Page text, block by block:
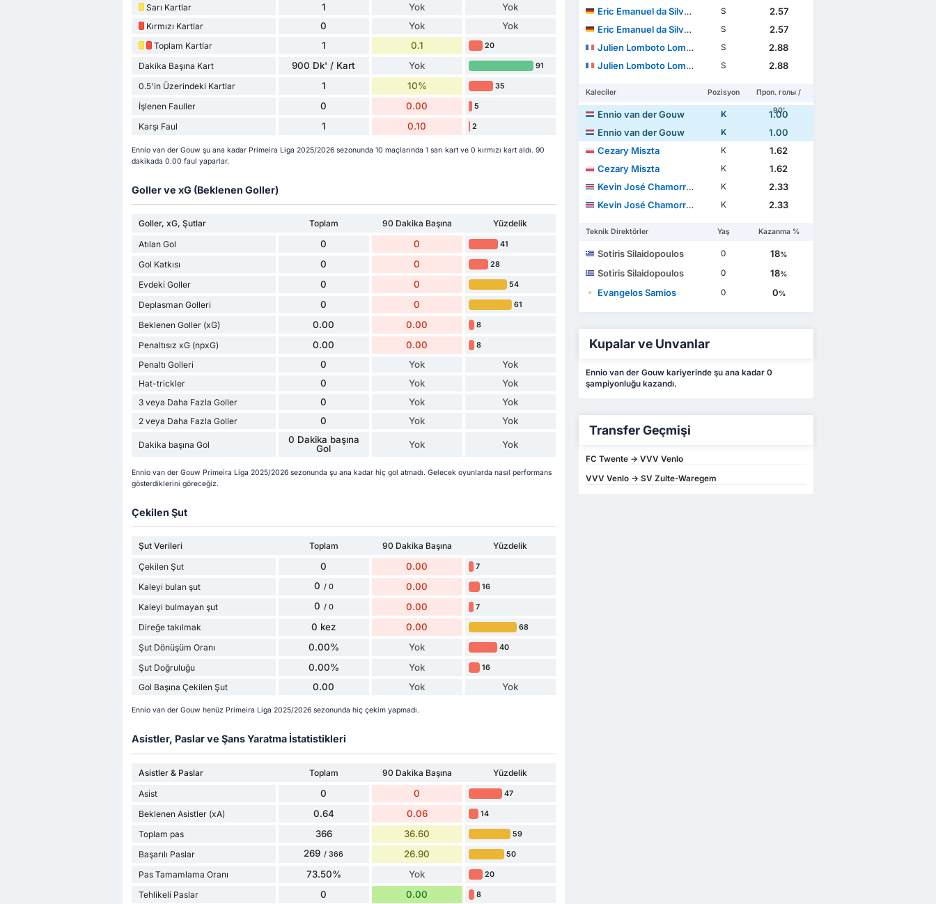
Sarı Kartlar
1 Yok Yok
Kırmızı Kartlar 0 Yok Yok
Toplam Kartlar 1 0.1 20
Dakika Başına Kart 900 Dk' / Kart Yok 91
0.5'in Üzerindeki Kartlar 1 10% 35
İşlenen Fauller 0 0.00 5
Karşı Faul 1 0.10 2
Ennio van der Gouw şu ana kadar Primeira Liga 2025/2026 sezonunda 10 maçlarında 1 sarı kart ve 0 kırmızı kart aldı. 90
dakikada 0.00 faul yaparlar.
Goller ve xG (Beklenen Goller)
Goller, xG, Şutlar Toplam 90 Dakika Başına
Yüzdelik
Atılan Gol
0 0 41
Gol Katkısı 0 0 28
Evdeki Goller 0 0 54
Deplasman Golleri 0 0 61
Beklenen Goller (xG) 0.00 0.00 8
Penaltısız xG (npxG) 0.00 0.00 8
Penaltı Golleri 0 Yok Yok
Hat-trickler 0 Yok Yok
3 veya Daha Fazla Goller 0 Yok Yok
2 veya Daha Fazla Goller 0 Yok Yok
Dakika başına Gol
0 Dakika başına
Gol
Yok Yok
Ennio van der Gouw Primeira Liga 2025/2026 sezonunda şu ana kadar hiç gol atmadı. Gelecek oyunlarda nasıl performans
gösterdiklerini göreceğiz.
Çekilen Şut
Şut Verileri Toplam 90 Dakika Başına
Yüzdelik
Çekilen Şut
0 0.00 7
Kaleyi bulan şut 0 / 0 0.00 16
Kaleyi bulmayan şut 0 / 0 0.00 7
Direğe takılmak 0 kez 0.00 68
Şut Dönüşüm Oranı 0.00% Yok 40
Şut Doğruluğu 0.00% Yok 16
Gol Başına Çekilen Şut 0.00 Yok Yok
Ennio van der Gouw henüz Primeira Liga 2025/2026 sezonunda hiç çekim yapmadı.
Asistler, Paslar ve Şans Yaratma İstatistikleri
Asistler & Paslar Toplam 90 Dakika Başına
Yüzdelik
Asist
0 0 47
Beklenen Asistler (xA) 0.64 0.06 14
Toplam pas 366 36.60 59
Başarılı Paslar 269 / 366 26.90 50
Pas Tamamlama Oranı 73.50% Yok 20
Tehlikeli Paslar 0 0.00 8
Eric Emanuel da Silva Moreira
S
2.57
Eric Emanuel da Silva Moreira
S
2.57
Julien Lomboto Lompombi
S
2.88
Julien Lomboto Lompombi
S 2.88
Kaleciler Pozisyon
Проп. голы /
90'
Ennio van der Gouw K
1.00
Ennio van der Gouw
K
1.00
Cezary Miszta
K
1.62
Cezary Miszta
K
1.62
Kevin José Chamorro Rodríguez
K
2.33
Kevin José Chamorro Rodríguez
K 2.33
Teknik Direktörler Yaş Kazanma %
Sotiris Silaidopoulos 0 18%
Sotiris Silaidopoulos 0 18%
Evangelos Samios 0 0%
Kupalar ve Unvanlar
Ennio van der Gouw kariyerinde şu ana kadar 0
şampiyonluğu kazandı.
Transfer Geçmişi
FC Twente -> VVV Venlo
VVV Venlo -> SV Zulte-Waregem